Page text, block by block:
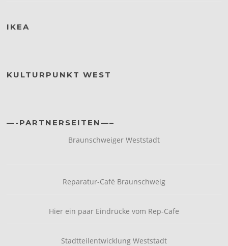
IKEA
KULTURPUNKT WEST
—-PARTNERSEITEN—–
Braunschweiger Weststadt
Reparatur-Café Braunschweig
Hier ein paar Eindrücke vom Rep-Cafe
Stadtteilentwicklung Weststadt